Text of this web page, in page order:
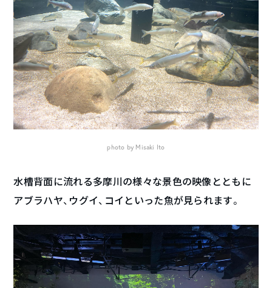
photo by Misaki Ito
水槽背面に流れる多摩川の様々な景色の映像とともに
アブラハヤ、ウグイ、コイといった魚が見られます。